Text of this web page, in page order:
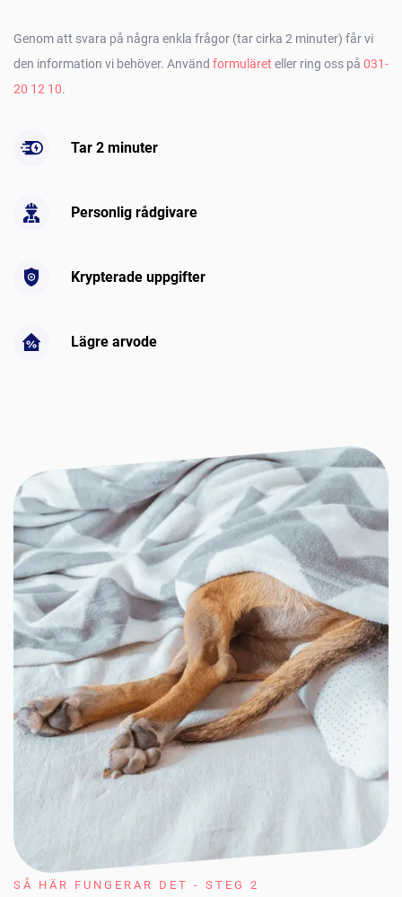
Genom att svara på några enkla frågor (tar cirka 2 minuter) får vi
den information vi behöver. Använd formuläret eller ring oss på 031-
20 12 10.
Tar 2 minuter
Personlig rådgivare
Krypterade uppgifter
Lägre arvode
SÅ HÄR FUNGERAR DET - STEG 2